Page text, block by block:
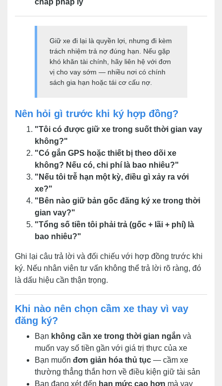
chấp pháp lý
Giữ xe đi lại là quyền lợi, nhưng đi kèm
trách nhiệm trả nợ đúng hạn. Nếu gặp
khó khăn tài chính, hãy liên hệ với đơn
vị cho vay sớm — nhiều nơi có chính
sách gia hạn hoặc tái cơ cấu nợ.
Nên hỏi gì trước khi ký hợp đồng?
"Tôi có được giữ xe trong suốt thời gian vay
không?"
"Có gắn GPS hoặc thiết bị theo dõi xe
không? Nếu có, chi phí là bao nhiêu?"
"Nếu tôi trễ hạn một kỳ, điều gì xảy ra với
xe?"
"Bên nào giữ bản gốc đăng ký xe trong thời
gian vay?"
"Tổng số tiền tôi phải trả (gốc + lãi + phí) là
bao nhiêu?"
Ghi lại câu trả lời và đối chiếu với hợp đồng trước khi
ký. Nếu nhân viên tư vấn không thể trả lời rõ ràng, đó
là dấu hiệu cần thận trọng.
Khi nào nên chọn cầm xe thay vì vay
đăng ký?
Bạn không cần xe trong thời gian ngắn và
muốn vay số tiền gần với giá trị thực của xe
Bạn muốn đơn giản hóa thủ tục — cầm xe
thường thẳng thắn hơn về điều kiện giữ tài sản
Bạn đang xét đến hạn mức cao hơn mà vay